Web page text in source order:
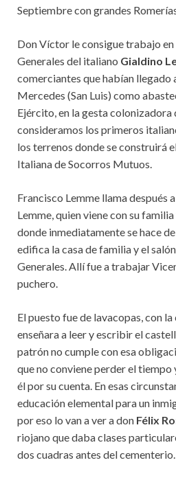
Septiembre con grandes
Don Víctor le consigue trabajo en
Generales del italiano Gialdino
comerciantes que habían llegado
Mercedes (San Luis) como
Ejército, en la gesta colonizadora
consideramos los primeros
los terrenos donde se construirá
Italiana de Socorros Mutuos.
Francisco Lemme llama después
Lemme, quien viene con su
donde inmediatamente se hace
edifica la casa de familia y el
Generales. Allí fue a trabajar
puchero.
El puesto fue de lavacopas, con
enseñara a leer y escribir el
patrón no cumple con esa
que no conviene perder el
él por su cuenta. En esas
educación elemental para un
por eso lo van a ver a don Félix
riojano que daba clases
dos cuadras antes del cementerio.